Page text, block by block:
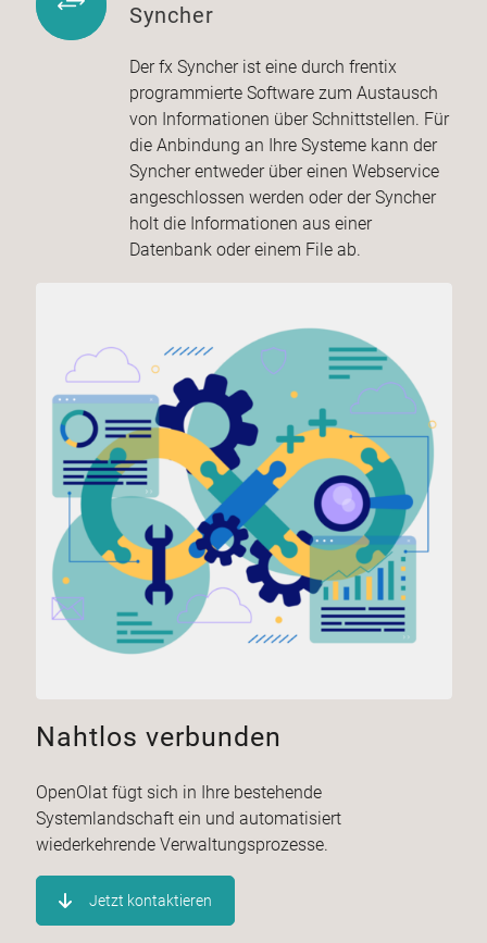
Syncher
Der fx Syncher ist eine durch frentix
programmierte Software zum Austausch
von Informationen über Schnittstellen. Für
die Anbindung an Ihre Systeme kann der
Syncher entweder über einen Webservice
angeschlossen werden oder der Syncher
holt die Informationen aus einer
Datenbank oder einem File ab.
Nahtlos verbunden
OpenOlat fügt sich in Ihre bestehende
Systemlandschaft ein und automatisiert
wiederkehrende Verwaltungsprozesse.
Jetzt kontaktieren